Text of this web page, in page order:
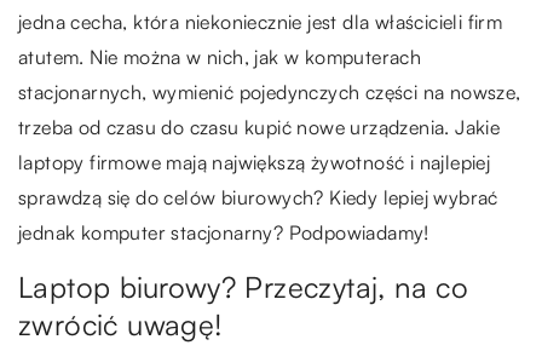
jedna cecha, która niekoniecznie jest dla właścicieli firm
atutem. Nie można w nich, jak w komputerach
stacjonarnych, wymienić pojedynczych części na nowsze,
trzeba od czasu do czasu kupić nowe urządzenia. Jakie
laptopy firmowe mają największą żywotność i najlepiej
sprawdzą się do celów biurowych? Kiedy lepiej wybrać
jednak komputer stacjonarny? Podpowiadamy!
Laptop biurowy? Przeczytaj, na co
zwrócić uwagę!